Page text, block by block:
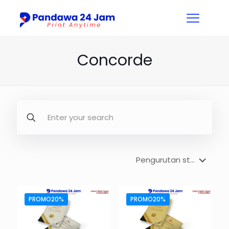
Concorde
PROMO20% PROMO20%